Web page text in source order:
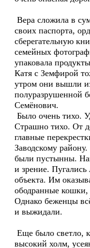
Вера сложила в
своих паспорта,
сберегательную
семейных
упаковала
Катя с Земфирой
утром они вышли
полуразрушенной
Семёнович.
Было очень тихо.
Страшно тихо. От
главные
Заводскому
были пустынны.
и зрение.
объекта. Им
ободранные
Однако беженцы
и выжидали.
Еще было светло,
высокий холм,